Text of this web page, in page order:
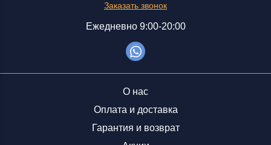
Заказать звонок
Ежедневно 9:00-20:00
О нас
Оплата и доставка
Гарантия и возврат